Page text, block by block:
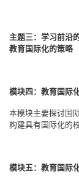
主题三：学习前沿
教育国际化的策略
模块四：教育国际
本模块主要探讨国
构建具有国际化的
模块五：教育国际